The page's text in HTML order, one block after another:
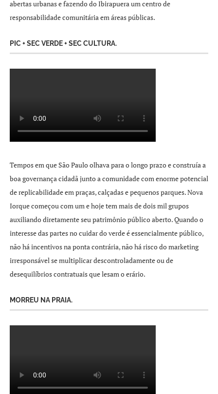
abertas urbanas e fazendo do Ibirapuera um centro de
responsabilidade comunitária em áreas públicas.
PIC + SEC VERDE + SEC CULTURA.
Tempos em que São Paulo olhava para o longo prazo e construía a
boa governança cidadã junto a comunidade com enorme potencial
de replicabilidade em praças, calçadas e pequenos parques. Nova
Iorque começou com um e hoje tem mais de dois mil grupos
auxiliando diretamente seu patrimônio público aberto. Quando o
interesse das partes no cuidar do verde é essencialmente público,
não há incentivos na ponta contrária, não há risco do marketing
irresponsável se multiplicar descontroladamente ou de
desequilíbrios contratuais que lesam o erário.
MORREU NA PRAIA.